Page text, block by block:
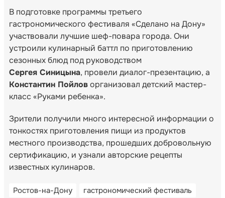
В подготовке программы третьего
гастрономического фестиваля «Сделано на Дону»
участвовали лучшие шеф-повара города. Они
устроили кулинарный баттл по приготовлению
сезонных блюд под руководством
Сергея Синицына, провели диалог-презентацию, а
Константин Пойловорганизовал детский мастер-
класс «Руками ребенка».
Зрители получили много интересной информации о
тонкостях приготовления пищи из продуктов
местного производства, прошедших добровольную
сертификацию, и узнали авторские рецепты
известных кулинаров.
Ростов-на-Дону
гастрономический фестиваль